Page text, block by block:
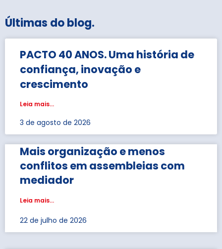
Últimas do blog.
PACTO 40 ANOS. Uma história de
confiança, inovação e
crescimento
Leia mais...
3 de agosto de 2026
Mais organização e menos
conflitos em assembleias com
mediador
Leia mais...
22 de julho de 2026